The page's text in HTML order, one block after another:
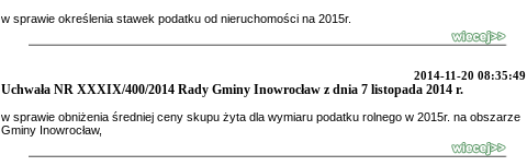
w sprawie określenia stawek podatku od nieruchomości na 2015r.
2014-11-20 08:35:49
Uchwała NR XXXIX/400/2014 Rady Gminy Inowrocław z dnia 7 listopada 2014 r.
w sprawie obniżenia średniej ceny skupu żyta dla wymiaru podatku rolnego w 2015r. na obszarze
Gminy Inowrocław,